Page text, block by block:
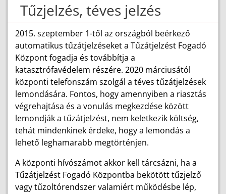
Tűzjelzés, téves jelzés
2015. szeptember 1-től az országból beérkező
automatikus tűzátjelzéseket a Tűzátjelzést Fogadó
Központ fogadja és továbbítja a
katasztrófavédelem részére. 2020 márciusától
központi telefonszám szolgál a téves tűzátjelzések
lemondására. Fontos, hogy amennyiben a riasztás
végrehajtása és a vonulás megkezdése között
lemondják a tűzátjelzést, nem keletkezik költség,
tehát mindenkinek érdeke, hogy a lemondás a
lehető leghamarabb megtörténjen.
A központi hívószámot akkor kell tárcsázni, ha a
Tűzátjelzést Fogadó Központba bekötött tűzjelző
vagy tűzoltórendszer valamiért működésbe lép,